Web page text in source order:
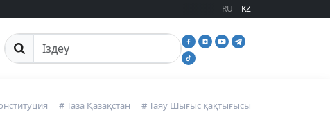
RU KZ
Сайттан іздеу
# Таза Қазақстан # Таяу Шығыс қақтығысы